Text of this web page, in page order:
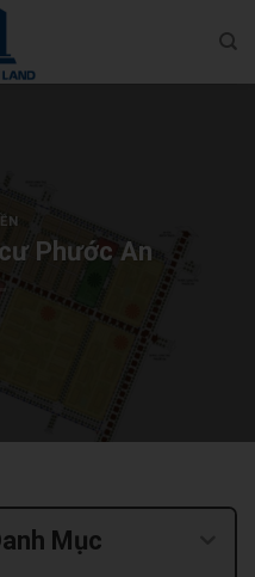
Phước An
Mục